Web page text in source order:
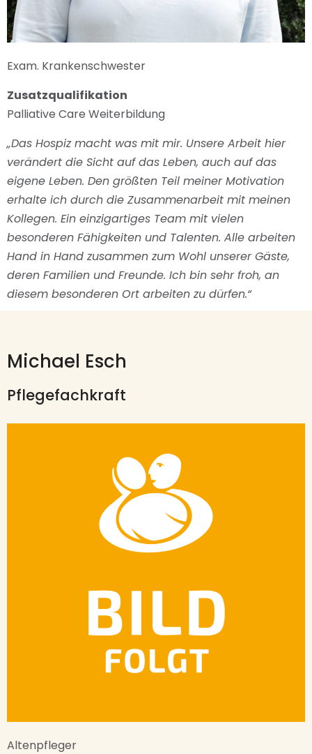
Exam. Krankenschwester
Zusatzqualifikation
Palliative Care Weiterbildung
„Das Hospiz macht was mit mir. Unsere Arbeit hier
verändert die Sicht auf das Leben, auch auf das
eigene Leben. Den größten Teil meiner Motivation
erhalte ich durch die Zusammenarbeit mit meinen
Kollegen. Ein einzigartiges Team mit vielen
besonderen Fähigkeiten und Talenten. Alle arbeiten
Hand in Hand zusammen zum Wohl unserer Gäste,
deren Familien und Freunde. Ich bin sehr froh, an
diesem besonderen Ort arbeiten zu dürfen.“
Michael Esch
Pflegefachkraft
Altenpfleger